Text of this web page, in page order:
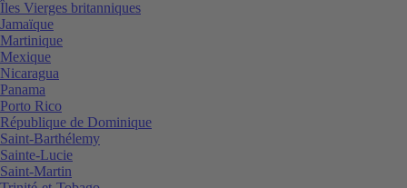
Îles Vierges britanniques
Jamaïque
Martinique
Mexique
Nicaragua
Panama
Porto Rico
République de Dominique
Saint-Barthélemy
Sainte-Lucie
Saint-Martin